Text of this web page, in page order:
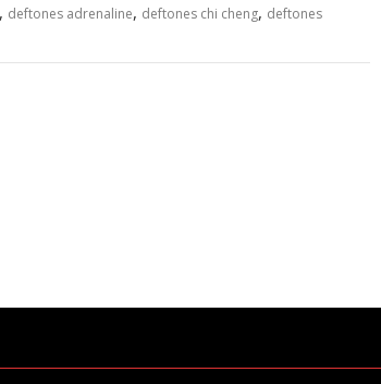
, deftones adrenaline, deftones chi cheng, deftones